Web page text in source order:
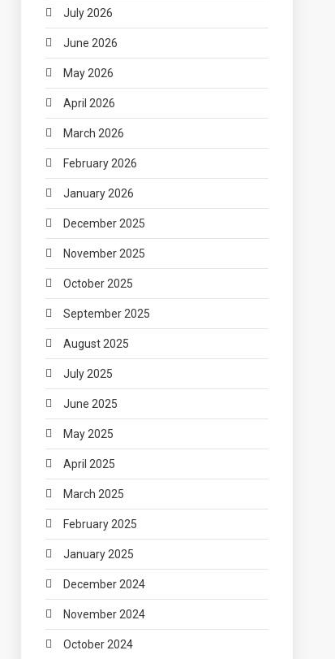
July 2026
June 2026
May 2026
April 2026
March 2026
February 2026
January 2026
December 2025
November 2025
October 2025
September 2025
August 2025
July 2025
June 2025
May 2025
April 2025
March 2025
February 2025
January 2025
December 2024
November 2024
October 2024